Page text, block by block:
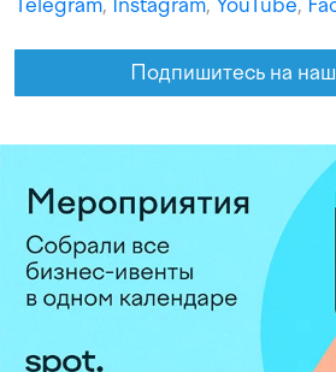
Telegram, Instagram, YouTube,
Подпишитесь на